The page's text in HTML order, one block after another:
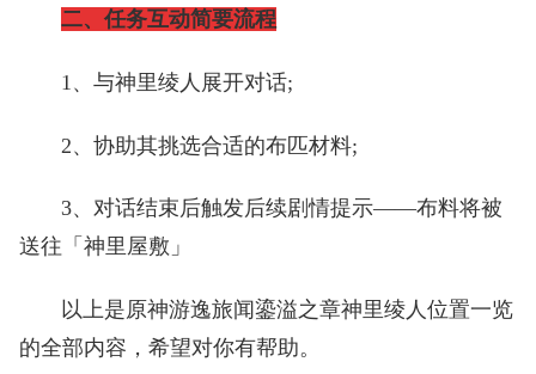
二、任务互动简要流程
1、与神里绫人展开对话;
2、协助其挑选合适的布匹材料;
3、对话结束后触发后续剧情提示——布料将被
送往「神里屋敷」
以上是原神游逸旅闻鎏溢之章神里绫人位置一览
的全部内容，希望对你有帮助。